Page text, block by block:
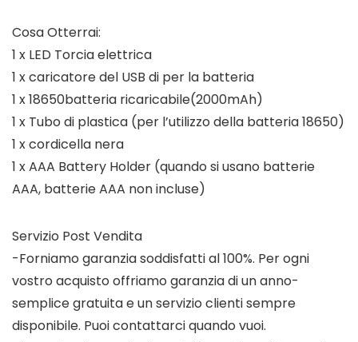
Cosa Otterrai:
1 x LED Torcia elettrica
1 x caricatore del USB di per la batteria
1 x 18650batteria ricaricabile(2000mAh)
1 x Tubo di plastica (per l’utilizzo della batteria 18650)
1 x cordicella nera
1 x AAA Battery Holder (quando si usano batterie
AAA, batterie AAA non incluse)
Servizio Post Vendita
-Forniamo garanzia soddisfatti al 100%. Per ogni
vostro acquisto offriamo garanzia di un anno-
semplice gratuita e un servizio clienti sempre
disponibile. Puoi contattarci quando vuoi.